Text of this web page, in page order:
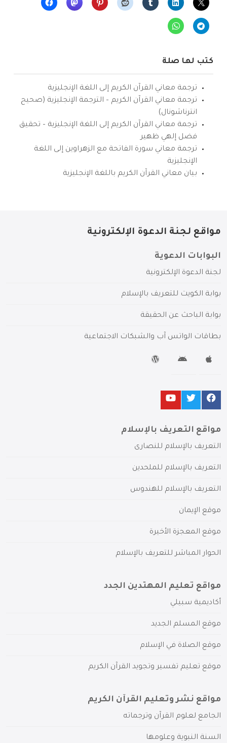
كتب لها صلة
ترجمة معاني القرآن الكريم إلى اللغة الإنجليزية
ترجمة معاني القرآن الكريم – الترجمة الإنجليزية (صحيح
انترناشونال)
ترجمة معاني القرآن الكريم إلى اللغة الإنجليزية – تحقيق
فضل إلهي ظهير
ترجمة معاني سورة الفاتحة مع الزهراوين إلى اللغة
الإنجليزية
بيان معاني القرآن الكريم باللغة الإنجليزية
مواقع لجنة الدعوة الإلكترونية
البوابات الدعوية
لجنة الدعوة الإلكترونية
بوابة الكويت للتعريف بالإسلام
بوابة الباحث عن الحقيقة
بطاقات الواتس آب والشبكات الاجتماعية
مواقع التعريف بالإسلام
التعريف بالإسلام للنصارى
التعريف بالإسلام للملحدين
التعريف بالإسلام للهندوس
موقع الإيمان
موقع المعجزة الأخيرة
الحوار المباشر للتعريف بالإسلام
مواقع تعليم المهتدين الجدد
أكاديمية سبيلي
موقع المسلم الجديد
موقع الصلاة في الإسلام
موقع تعليم تفسير وتجويد القرآن الكريم
مواقع نشر وتعليم القرآن الكريم
الجامع لعلوم القرآن وترجماته
السنة النبوية وعلومها